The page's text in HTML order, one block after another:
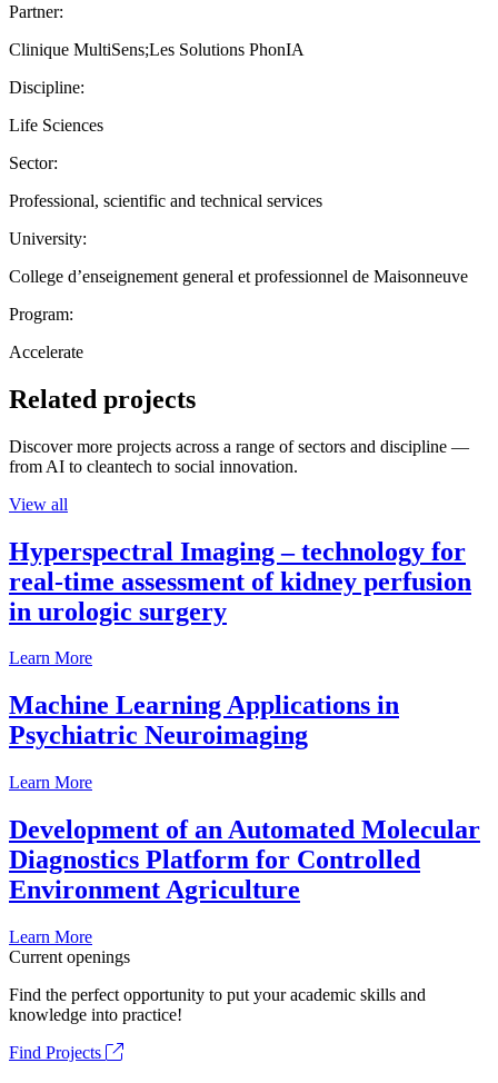
Partner:
Clinique MultiSens;Les Solutions PhonIA
Discipline:
Life Sciences
Sector:
Professional, scientific and technical services
University:
College d’enseignement general et professionnel de Maisonneuve
Program:
Accelerate
Related projects
Discover more projects across a range of sectors and discipline —
from AI to cleantech to social innovation.
View all
Hyperspectral Imaging – technology for
real-time assessment of kidney perfusion
in urologic surgery
Learn More
Machine Learning Applications in
Psychiatric Neuroimaging
Learn More
Development of an Automated Molecular
Diagnostics Platform for Controlled
Environment Agriculture
Learn More
Current openings
Find the perfect opportunity to put your academic skills and
knowledge into practice!
Find Projects